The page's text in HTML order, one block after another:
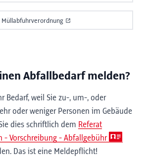
Müllabfuhrverordnung
Abfallbedarf melden?
Bedarf, weil Sie zu-, um-, oder
oder weniger Personen im Gebäude
dies schriftlich dem Referat
- Vorschreibung - Abfallgebühr
Das ist eine Meldepflicht!